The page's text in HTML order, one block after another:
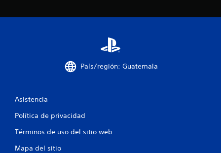
d
País/región: Guatemala
Asistencia
Política de privacidad
Términos de uso del sitio web
Mapa del sitio